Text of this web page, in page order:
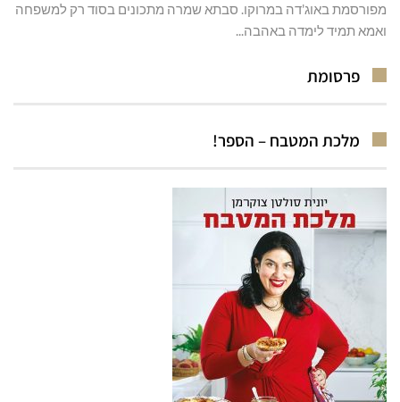
מפורסמת באוג'דה במרוקו. סבתא שמרה מתכונים בסוד רק למשפחה
ואמא תמיד לימדה באהבה...
פרסומת
מלכת המטבח – הספר!